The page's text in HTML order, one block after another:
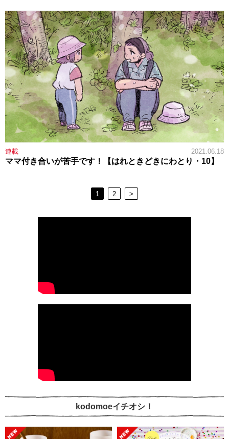
連載 2021.06.18
ママ付き合いが苦手です！【はれときどきにわとり・10】
1 2 >
kodomoeイチオシ！